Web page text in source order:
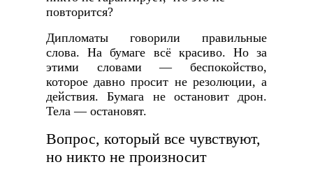
повторится?
Дипломаты говорили правильные
слова. На бумаге всё красиво. Но за
этими словами — беспокойство,
которое давно просит не резолюции, а
действия. Бумага не остановит дрон.
Тела — остановят.
Вопрос, который все чувствуют,
но никто не произносит